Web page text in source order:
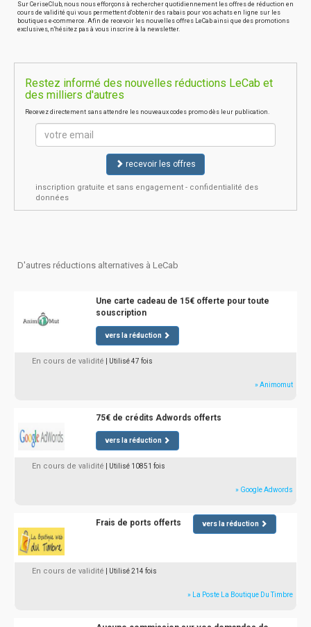
Sur CeriseClub, nous nous efforçons à rechercher quotidiennement les offres de réduction en
cours de validité qui vous permettent d'obtenir des rabais pour vos achats en ligne sur les
boutiques e-commerce. Afin de recevoir les nouvelles offres LeCab ainsi que des promotions
exclusives, n'hésitez pas à vous inscrire à la newsletter.
Restez informé des nouvelles réductions LeCab et
des milliers d'autres
Recevez directement sans attendre les nouveaux codes promo dès leur publication.
recevoir les offres
inscription gratuite et sans engagement - confidentialité des
données
D'autres réductions alternatives à LeCab
Une carte cadeau de 15€ offerte pour toute
souscription
vers la réduction
En cours de validité | Utilisé 47 fois
» Animomut
75€ de crédits Adwords offerts
vers la réduction
En cours de validité | Utilisé 10851 fois
» Google Adwords
Frais de ports offerts vers la réduction
En cours de validité | Utilisé 214 fois
» La Poste La Boutique Du Timbre